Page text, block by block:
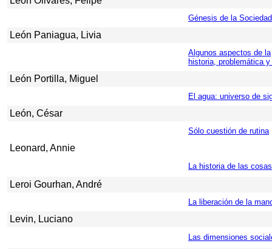
Génesis de la
León Paniagua, Livia
Algunos aspectos de la
historia, problemática
León Portilla, Miguel
El agua: universo de
León, César
Sólo cuestión de rutina
Leonard, Annie
La historia de las cosas
Leroi Gourhan, André
La liberación de la
Levin, Luciano
Las dimensiones